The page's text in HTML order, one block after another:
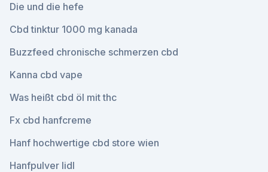
Die und die hefe
Cbd tinktur 1000 mg kanada
Buzzfeed chronische schmerzen cbd
Kanna cbd vape
Was heißt cbd öl mit thc
Fx cbd hanfcreme
Hanf hochwertige cbd store wien
Hanfpulver lidl